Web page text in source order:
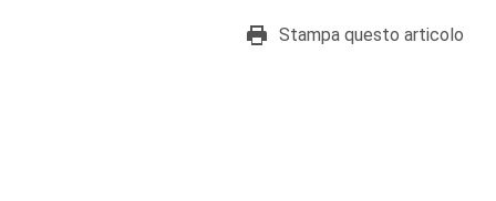
Stampa questo articolo